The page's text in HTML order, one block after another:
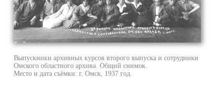
Выпускники архивных курсов второго выпуска и сотрудники
Омского областного архива. Общий снимок.
Место и дата съёмки: г. Омск, 1937 год.